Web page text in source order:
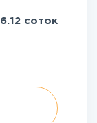
6.12 соток